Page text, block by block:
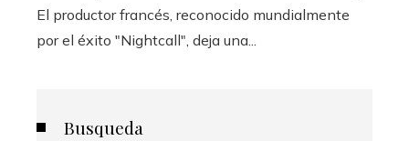
El productor francés, reconocido mundialmente
por el éxito "Nightcall", deja una...
Busqueda